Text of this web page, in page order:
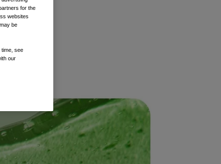
for the
websites
be
see
our